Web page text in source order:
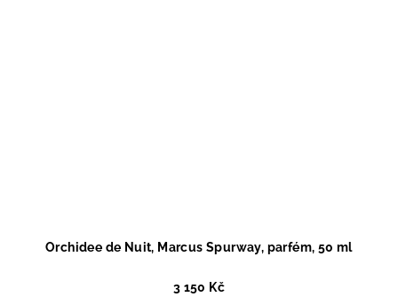
Orchidee de Nuit, Marcus Spurway, parfém, 50 ml
3 150 Kč